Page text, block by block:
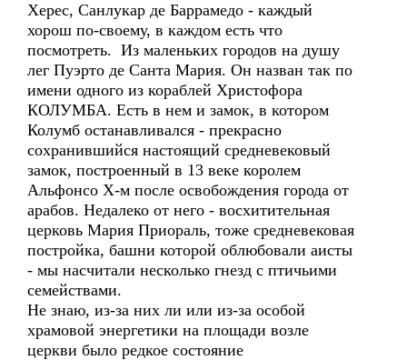
Херес, Санлукар де Баррамедо - каждый
хорош по-своему, в каждом есть что
посмотреть. Из маленьких городов на душу
лег Пуэрто де Санта Мария. Он назван так по
имени одного из кораблей Христофора
КОЛУМБА. Есть в нем и замок, в котором
Колумб останавливался - прекрасно
сохранившийся настоящий средневековый
замок, построенный в 13 веке королем
Альфонсо Х-м после освобождения города от
арабов. Недалеко от него - восхитительная
церковь Мария Приораль, тоже средневековая
постройка, башни которой облюбовали аисты
- мы насчитали несколько гнезд с птичьими
семействами.
Не знаю, из-за них ли или из-за особой
храмовой энергетики на площади возле
церкви было редкое состояние